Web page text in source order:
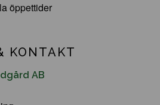
öppettider
KONTAKT
AB